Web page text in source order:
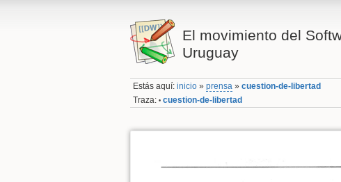
El movimiento del
Uruguay
Estás aquí:inicio »prensa »cuestion-de-libertad
Traza: • cuestion-de-libertad